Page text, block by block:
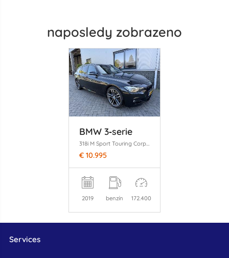
naposledy zobrazeno
BMW 3‑serie
€ 10.995
2019 benzín 172.400
Services